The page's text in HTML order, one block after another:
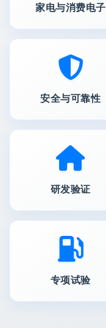
家电与消费电子
安全与可靠性
研发验证
专项试验